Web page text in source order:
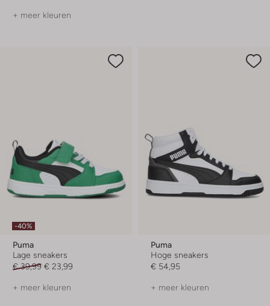
+ meer kleuren
-40%
Puma
Lage sneakers
€ 39,99 € 23,99
+ meer kleuren
Puma
Hoge sneakers
€ 54,95
+ meer kleuren